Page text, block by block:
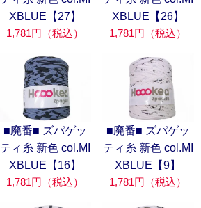
XBLUE【27】
1,781円（税込）
XBLUE【26】
1,781円（税込）
■廃番■ ズパゲッ
ティ糸 新色 col.MI
XBLUE【16】
1,781円（税込）
■廃番■ ズパゲッ
ティ糸 新色 col.MI
XBLUE【9】
1,781円（税込）